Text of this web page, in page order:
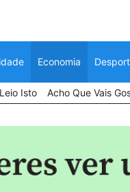
Economia
Isto Acho Que Vais